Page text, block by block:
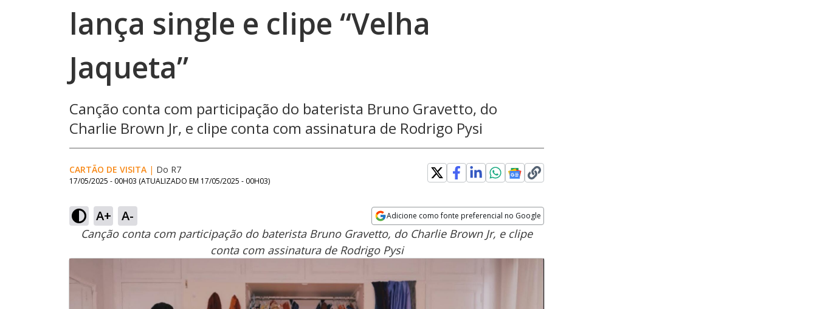
lança single e clipe “Velha
Jaqueta”
Canção conta com participação do baterista Bruno Gravetto, do
Charlie Brown Jr, e clipe conta com assinatura de Rodrigo Pysi
CARTÃO DE VISITA | Do R7
17/05/2025 - 00H03 (ATUALIZADO EM 17/05/2025 - 00H03)
A+ A- Adicione como fonte preferencial no Google
Opens in new window
Canção conta com participação do baterista Bruno Gravetto, do Charlie Brown Jr, e clipe
conta com assinatura de Rodrigo Pysi